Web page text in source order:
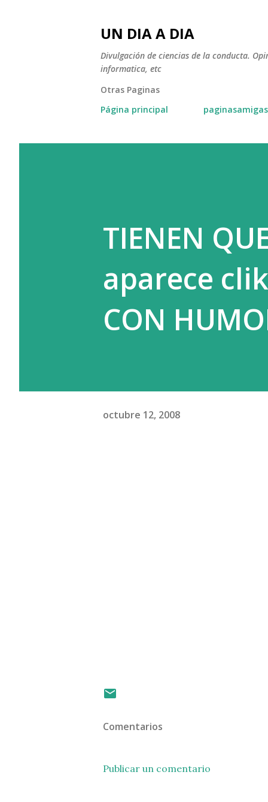
UN DIA A DIA
Divulgación de ciencias de la conducta.
informatica, etc
Otras Paginas
Página principal
paginasamigas
TIENEN
aparece
CON
octubre 12, 2008
Comentarios
Publicar un comentario